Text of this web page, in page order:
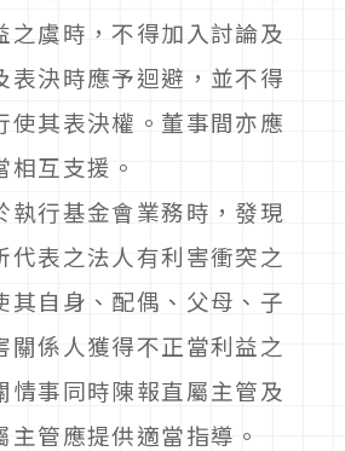
之虞時，不得加入討論及
表決時應予迴避，並不得
使其表決權。董事間亦應
相互支援。
執行基金會業務時，發現
代表之法人有利害衝突之
其自身、配偶、父母、子
關係人獲得不正當利益之
情事同時陳報直屬主管及
主管應提供適當指導。